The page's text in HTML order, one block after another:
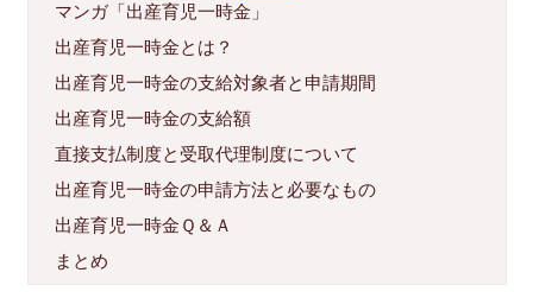
マンガ「出産育児一時金」
出産育児一時金とは？
出産育児一時金の支給対象者と申請期間
出産育児一時金の支給額
直接支払制度と受取代理制度について
出産育児一時金の申請方法と必要なもの
出産育児一時金Ｑ＆Ａ
まとめ